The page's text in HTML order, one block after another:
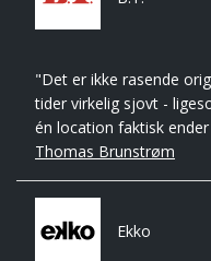
"Det er ikke rasende
tider virkelig sjovt -
én location faktisk
Thomas Brunstrøm
Ekko